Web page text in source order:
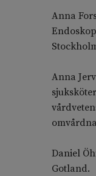
Anna
Anna
Daniel
Gotland.